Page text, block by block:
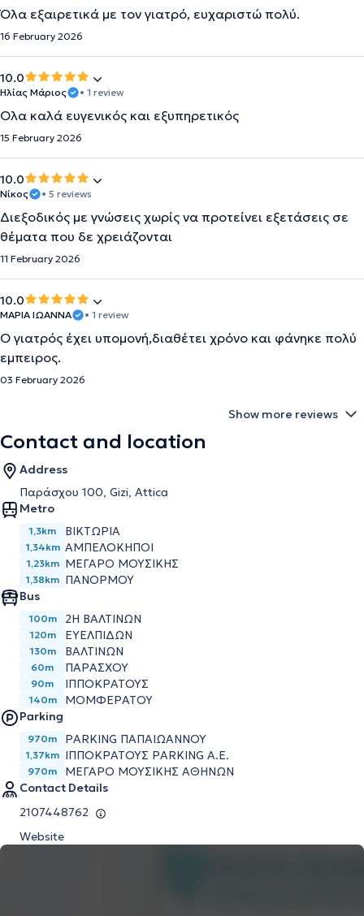
Όλα εξαιρετικά με τον γιατρό, ευχαριστώ πολύ.
16 February 2026
10.0
Ηλίας Μάριος • 1 review
Ολα καλά ευγενικός και εξυπηρετικός
15 February 2026
10.0
Νίκος • 5 reviews
Διεξοδικός με γνώσεις χωρίς να προτείνει εξετάσεις σε
θέματα που δε χρειάζονται
11 February 2026
10.0
ΜΑΡΙΑ ΙΩΑΝΝΑ • 1 review
Ο γιατρός έχει υπομονή,διαθέτει χρόνο και φάνηκε πολύ
εμπειρος.
03 February 2026
Show more reviews
Contact and location
Address
Παράσχου 100, Gizi, Attica
Metro
1,3km ΒΙΚΤΏΡΙΑ
1,34km ΑΜΠΕΛΌΚΗΠΟΙ
1,23km ΜΈΓΑΡΟ ΜΟΥΣΙΚΉΣ
1,38km ΠΑΝΌΡΜΟΥ
Bus
100m 2Η ΒΑΛΤΙΝΩΝ
120m ΕΥΕΛΠΙΔΩΝ
130m ΒΑΛΤΙΝΩΝ
60m ΠΑΡΑΣΧΟΥ
90m ΙΠΠΟΚΡΑΤΟΥΣ
140m
ΜΟΜΦΕΡΑΤΟΥ
Parking
970m PARKING ΠΑΠΑΙΩΆΝΝΟΥ
1,37km ΙΠΠΟΚΡΆΤΟΥΣ PARKING Α.Ε.
970m
ΜΕΓΆΡΟ ΜΟΥΣΙΚΉΣ ΑΘΗΝΏΝ
Contact Details
2107448762
Website